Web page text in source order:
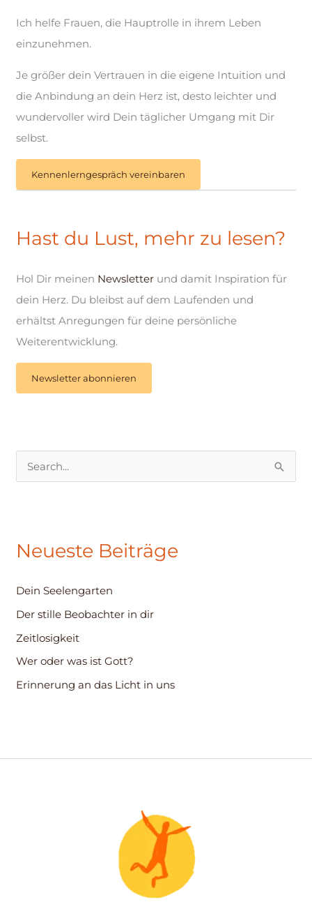
Ich helfe Frauen, die Hauptrolle in ihrem Leben
einzunehmen.
Je größer dein Vertrauen in die eigene Intuition und
die Anbindung an dein Herz ist, desto leichter und
wundervoller wird Dein täglicher Umgang mit Dir
selbst.
Kennenlerngespräch vereinbaren
Hast du Lust, mehr zu lesen?
Hol Dir meinen Newsletter und damit Inspiration für
dein Herz. Du bleibst auf dem Laufenden und
erhältst Anregungen für deine persönliche
Weiterentwicklung.
Newsletter abonnieren
e
n
a
c
h
:
Neueste Beiträge
Dein Seelengarten
Der stille Beobachter in dir
Zeitlosigkeit
Wer oder was ist Gott?
Erinnerung an das Licht in uns